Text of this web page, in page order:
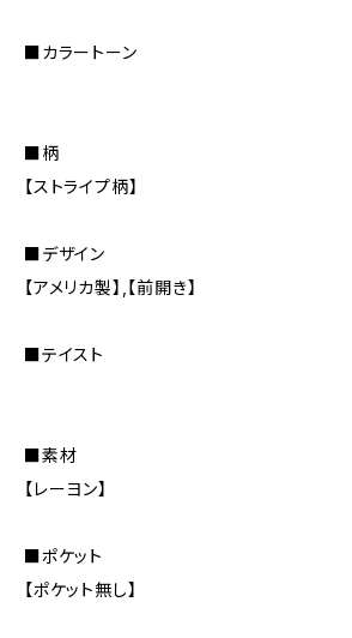
■カラートーン
■柄
【ストライプ柄】
■デザイン
【アメリカ製】,【前開き】
■テイスト
■素材
【レーヨン】
■ポケット
【ポケット無し】